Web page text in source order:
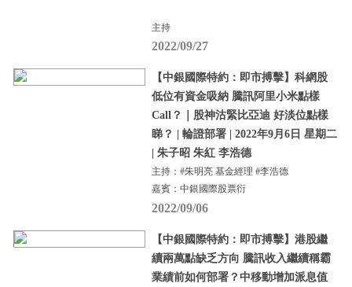
主持
2022/09/27
【中銀國際特約：即市搏擊】科網股
低位有資金吸納 騰訊阿里小米點樣
Call？｜股神沽緊比亞迪 好淡位點樣
睇？ | 輪證部署 | 2022年9月6日 星期二
| 朱子昭 朱紅 李浩德
主持：#朱明亮 基金經理 #李浩德
嘉賓：中銀國際股票衍
2022/09/06
【中銀國際特約：即市搏擊】港股繼
續兩萬點缺乏方向 騰訊收入繼續稱霸
業績前如何部署？中移動增加派息值